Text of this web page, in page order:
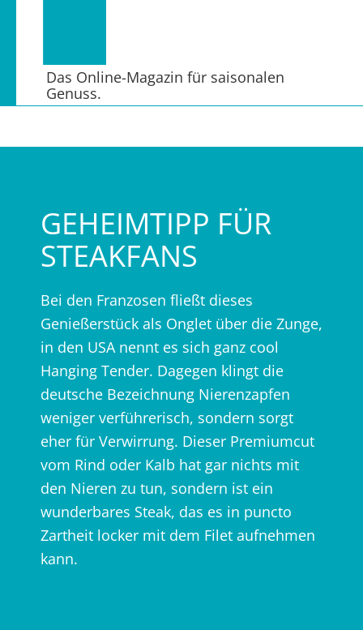
Das Online-Magazin für saisonalen
Genuss.
GEHEIMTIPP FÜR
STEAKFANS
Bei den Franzosen fließt dieses
Genießerstück als Onglet über die Zunge,
in den USA nennt es sich ganz cool
Hanging Tender. Dagegen klingt die
deutsche Bezeichnung Nierenzapfen
weniger verführerisch, sondern sorgt
eher für Verwirrung. Dieser Premiumcut
vom Rind oder Kalb hat gar nichts mit
den Nieren zu tun, sondern ist ein
wunderbares Steak, das es in puncto
Zartheit locker mit dem Filet aufnehmen
kann.